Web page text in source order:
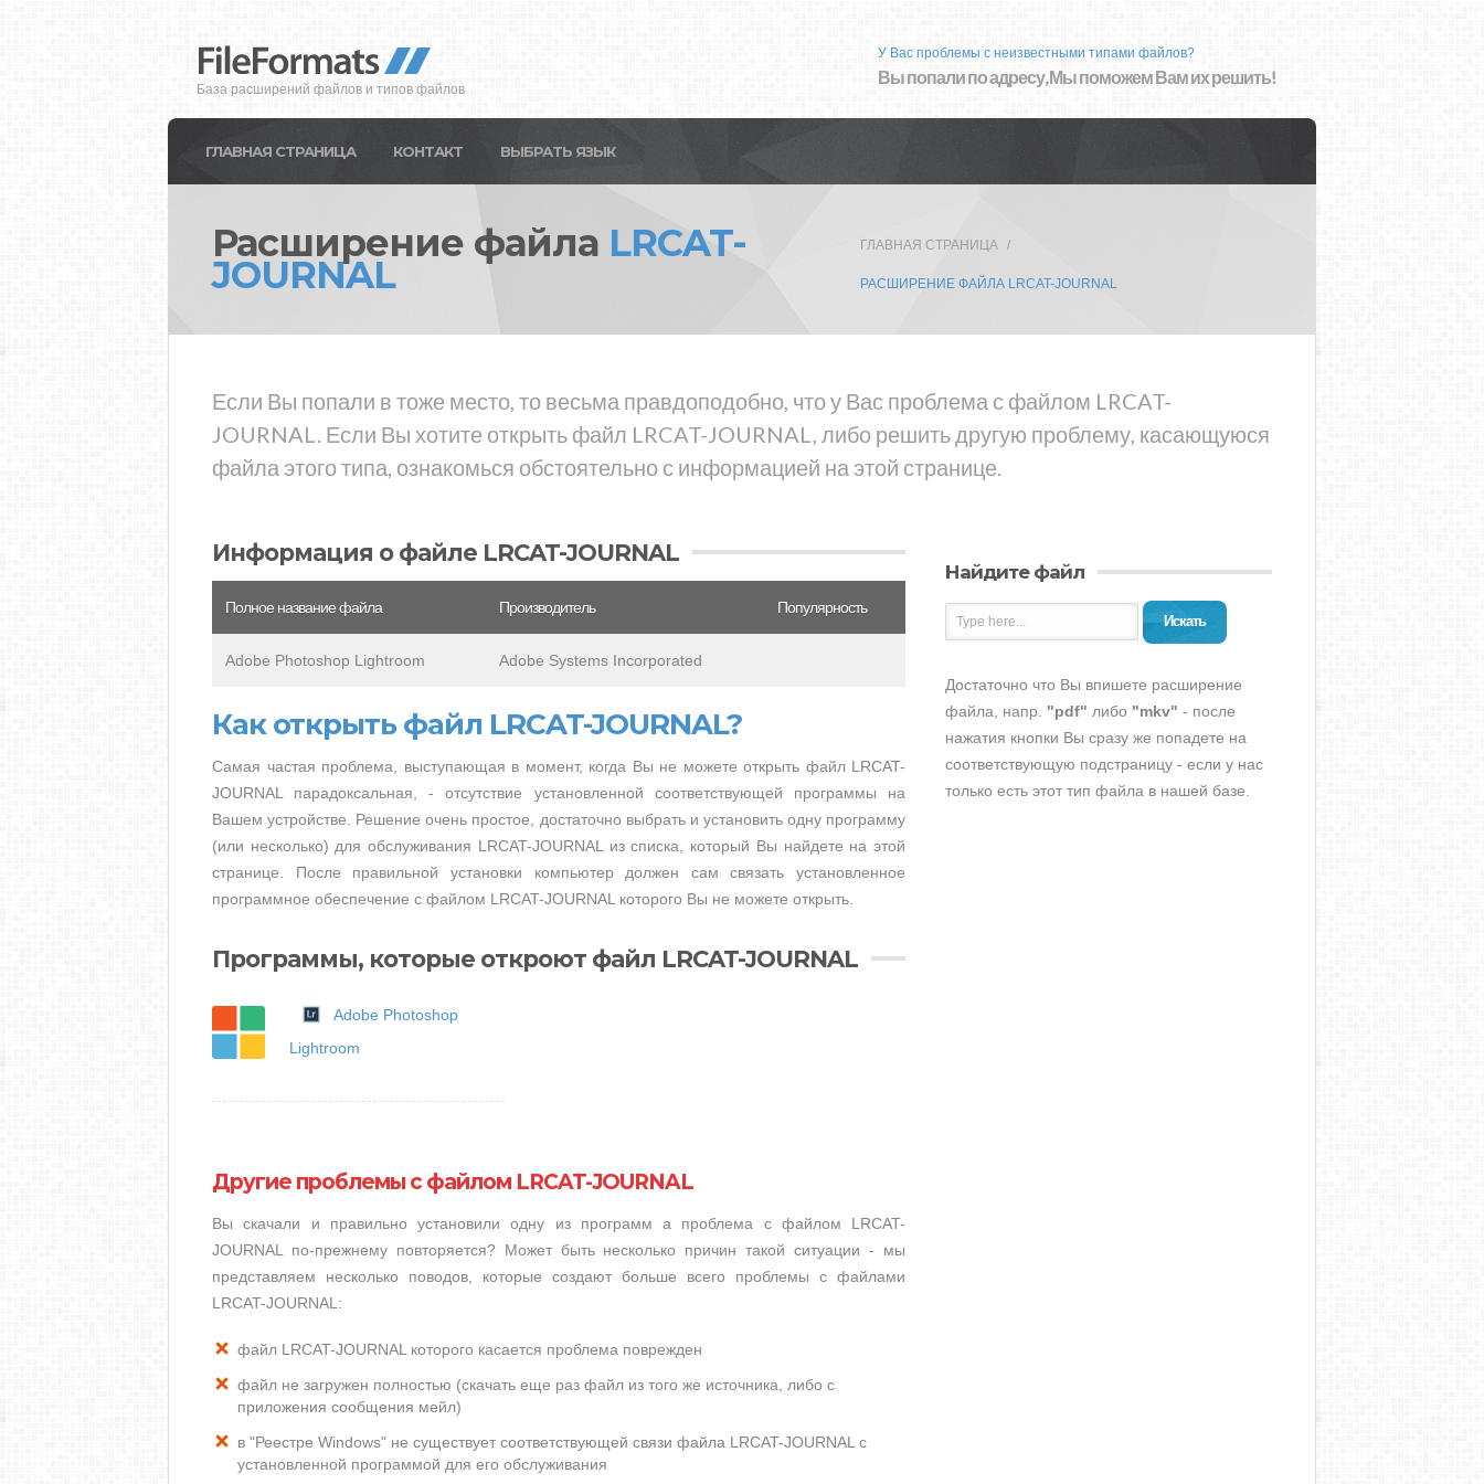
База расширений файлов и типов файлов
У Вас проблемы с неизвестными типами файлов?
Вы попали по адресу, Мы поможем Вам их решить!
ГЛАВНАЯ СТРАНИЦА КОНТАКТ ВЫБРАТЬ ЯЗЫК
Расширение файла LRCAT-
JOURNAL
ГЛАВНАЯ СТРАНИЦА
РАСШИРЕНИЕ ФАЙЛА LRCAT-JOURNAL
Если Вы попали в тоже место, то весьма правдоподобно, что у Вас проблема с файлом LRCAT-
JOURNAL. Если Вы хотите открыть файл LRCAT-JOURNAL, либо решить другую проблему, касающуюся
файла этого типа, ознакомься обстоятельно с информацией на этой странице.
Информация о файле LRCAT-JOURNAL
Полное название файла Производитель Популярность
Adobe Photoshop Lightroom Adobe Systems Incorporated
Как открыть файл LRCAT-JOURNAL?
Самая частая проблема, выступающая в момент, когда Вы не можете открыть файл LRCAT-
JOURNAL парадоксальная, - отсутствие установленной соответствующей программы на
Вашем устройстве. Решение очень простое, достаточно выбрать и установить одну программу
(или несколько) для обслуживания LRCAT-JOURNAL из списка, который Вы найдете на этой
странице. После правильной установки компьютер должен сам связать установленное
программное обеспечение с файлом LRCAT-JOURNAL которого Вы не можете открыть.
Программы, которые откроют файл LRCAT-JOURNAL
Adobe Photoshop
Lightroom
Другие проблемы с файлом LRCAT-JOURNAL
Вы скачали и правильно установили одну из программ а проблема с файлом LRCAT-
JOURNAL по-прежнему повторяется? Может быть несколько причин такой ситуации - мы
представляем несколько поводов, которые создают больше всего проблемы с файлами
LRCAT-JOURNAL:
файл LRCAT-JOURNAL которого касается проблема поврежден
файл не загружен полностью (скачать еще раз файл из того же источника, либо с
приложения сообщения мейл)
в "Реестре Windows" не существует соответствующей связи файла LRCAT-JOURNAL с
установленной программой для его обслуживания
Найдите файл
Искать
Достаточно что Вы впишете расширение
файла, напр. "pdf" либо "mkv" - после
нажатия кнопки Вы сразу же попадете на
соответствующую подстраницу - если у нас
только есть этот тип файла в нашей базе.